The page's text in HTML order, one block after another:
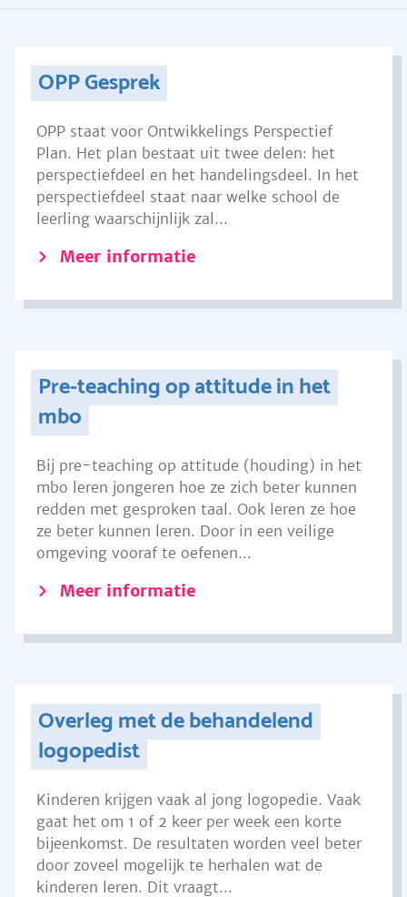
OPP Gesprek
OPP staat voor Ontwikkelings Perspectief
Plan. Het plan bestaat uit twee delen: het
perspectiefdeel en het handelingsdeel. In het
perspectiefdeel staat naar welke school de
leerling waarschijnlijk zal...
Meer informatie
Pre-teaching op attitude in het
mbo
Bij pre-teaching op attitude (houding) in het
mbo leren jongeren hoe ze zich beter kunnen
redden met gesproken taal. Ook leren ze hoe
ze beter kunnen leren. Door in een veilige
omgeving vooraf te oefenen...
Meer informatie
Overleg met de behandelend
logopedist
Kinderen krijgen vaak al jong logopedie. Vaak
gaat het om 1 of 2 keer per week een korte
bijeenkomst. De resultaten worden veel beter
door zoveel mogelijk te herhalen wat de
kinderen leren. Dit vraagt...